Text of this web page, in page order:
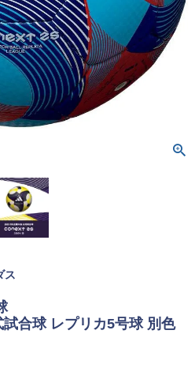
ス
合球 レプリカ5号球 別色